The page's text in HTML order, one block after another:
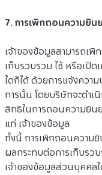
7. การเพิกถอนความยิน
เจ้าของข้อมูลสามารถเ
เก็บรวบรวม ใช้ หรือเปิ
ใดก็ได้ ด้วยการแจ้งควา
การนั้น โดยบริษัทจะดำ
สิทธิในการถอนความยิน
แก่ เจ้าของข้อมูล
ทั้งนี้ การเพิกถอนความ
ผลกระทบต่อการเก็บรว
เจ้าของข้อมูลส่วนบุคค